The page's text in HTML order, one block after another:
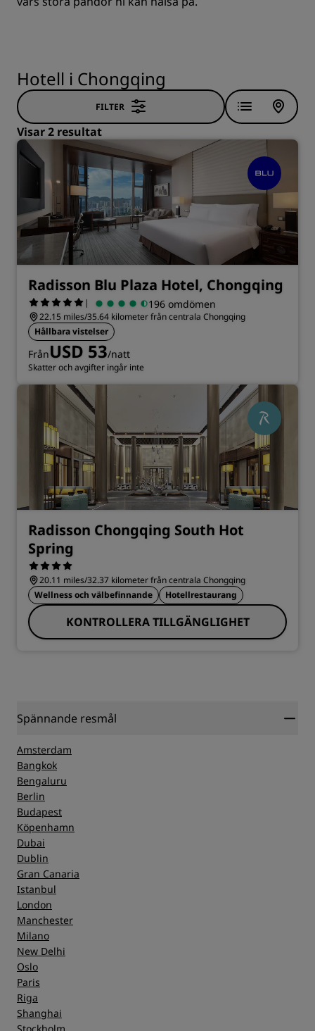
Hotell i Chongqing
FILTER
Visar 2 resultat
Radisson Blu Plaza Hotel, Chongqing
| 196 omdömen
22.15 miles/35.64 kilometer från centrala Chongqing
Hållbara vistelser
FrånUSD 53/natt
Skatter och avgifter ingår inte
Radisson Chongqing South Hot
Spring
20.11 miles/32.37 kilometer från centrala Chongqing
Wellness och välbefinnande
Hotellrestaurang
KONTROLLERA TILLGÄNGLIGHET
Spännande resmål
Amsterdam
Bangkok
Bengaluru
Berlin
Budapest
Köpenhamn
Dubai
Dublin
Gran Canaria
Istanbul
London
Manchester
Milano
New Delhi
Oslo
Paris
Riga
Shanghai